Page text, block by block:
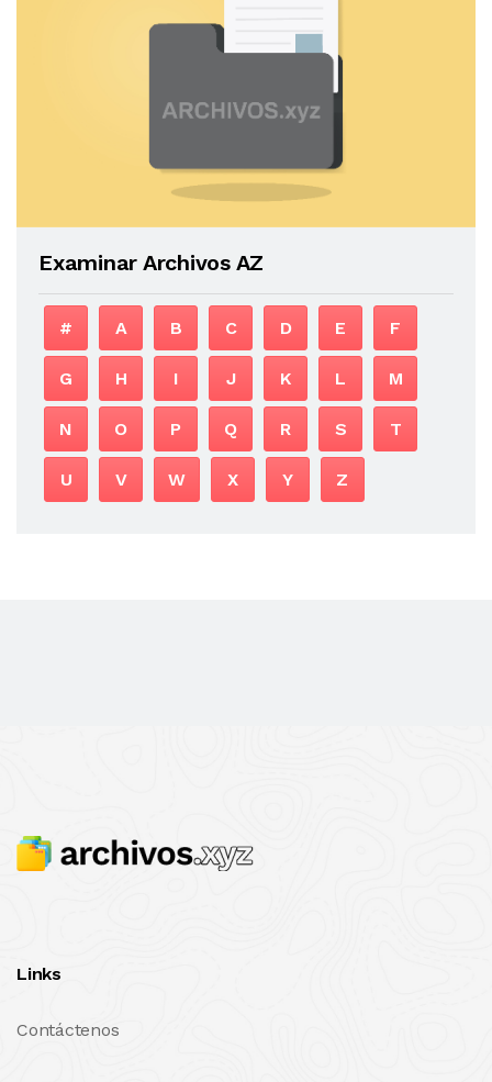
Examinar Archivos AZ
# A B C D E F
G H I J K L M
N O P Q R S T
U V W X Y Z
Links
Contáctenos